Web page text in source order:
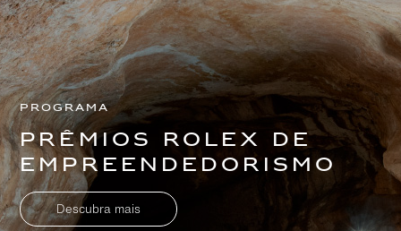
Programa
Prêmios Rolex de
Empreendedorismo
Descubra mais